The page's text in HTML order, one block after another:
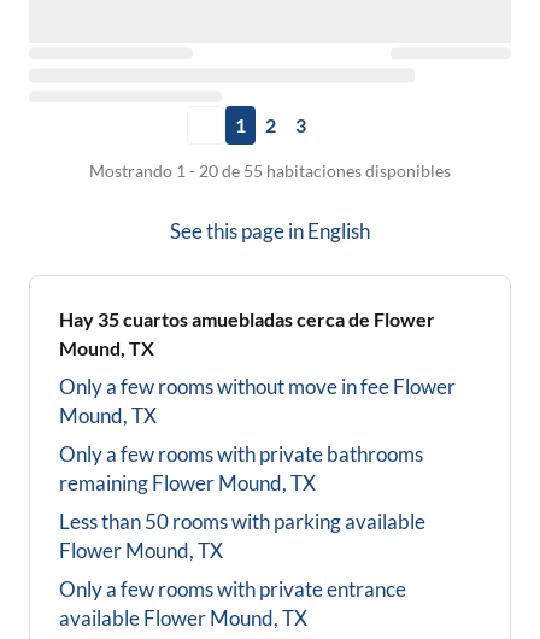
1 2 3
Mostrando 1 - 20 de 55 habitaciones disponibles
See this page inEnglish
Hay 35cuartos amuebladas cerca de Flower
Mound, TX
Only a few rooms without move in feeFlower
Mound, TX
Only a few rooms with private bathrooms
remainingFlower Mound, TX
Less than 50 rooms with parking available
Flower Mound, TX
Only a few rooms with private entrance
availableFlower Mound, TX